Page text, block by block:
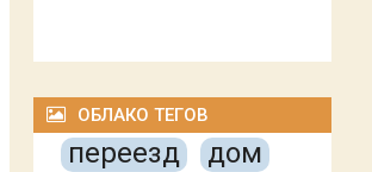
ОБЛАКО ТЕГОВ
переезд дом